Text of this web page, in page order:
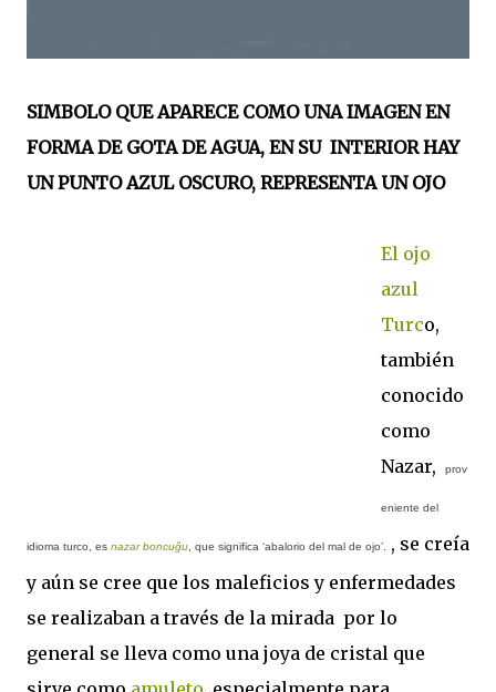
SIMBOLO QUE APARECE COMO UNA IMAGEN EN
FORMA DE GOTA DE AGUA, EN SU INTERIOR HAY
UN PUNTO AZUL OSCURO, REPRESENTA UN OJO
El ojo
azul
Turco,
también
conocido
como
Nazar,
prov
eniente del
idioma turco, es nazar boncuğu , que significa ‘abalorio del mal de ojo’.
, se creía
y aún se cree que los maleficios y enfermedades
se realizaban a través de la mirada por lo
general se lleva como una joya de cristal que